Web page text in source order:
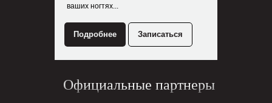
ваших ногтях...
Подробнее Записаться
Официальные партнеры